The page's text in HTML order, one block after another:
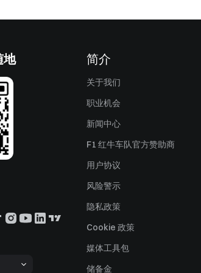
地 简介
关于我们
职业机会
新闻中心
F1 红牛车队官方赞助商
用户协议
风险警示
隐私政策
Cookie 政策
媒体工具包
储备金